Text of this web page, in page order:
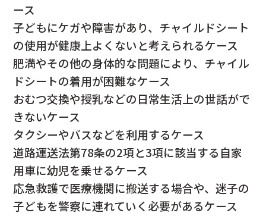
ース
子どもにケガや障害があり、チャイルドシート
の使用が健康上よくないと考えられるケース
肥満やその他の身体的な問題により、チャイル
ドシートの着用が困難なケース
おむつ交換や授乳などの日常生活上の世話がで
きないケース
タクシーやバスなどを利用するケース
道路運送法第78条の2項と3項に該当する自家
用車に幼児を乗せるケース
応急救護で医療機関に搬送する場合や、迷子の
子どもを警察に連れていく必要があるケース